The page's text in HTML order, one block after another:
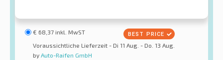
€ 68,37 inkl. MwST
Voraussichtliche Lieferzeit - Di 11 Aug. - Do. 13 Aug.
by Auto-Raifen GmbH